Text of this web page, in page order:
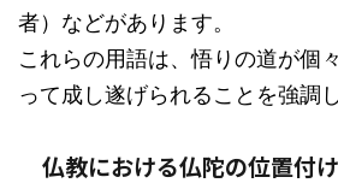
者）などがあります。
これらの用語は、悟りの道が個
って成し遂げられることを強調
仏教における仏陀の位置付け